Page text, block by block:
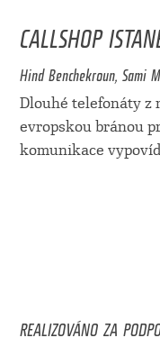
CALLSHOP
Hind Benchekroun, Sami
Dlouhé telefonáty z
evropskou bránou
komunikace
REALIZOVÁNO ZA